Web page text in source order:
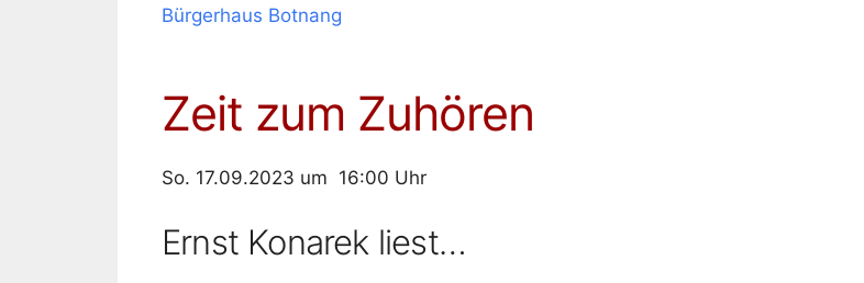
Bürgerhaus Botnang
Zeit zum Zuhören
So. 17.09.2023 um 16:00 Uhr
Ernst Konarek liest…